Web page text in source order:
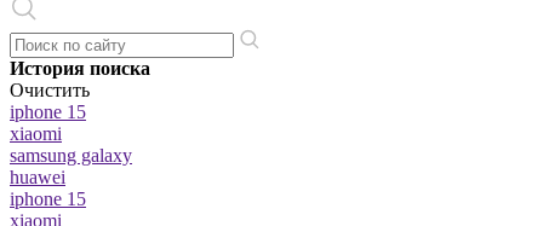
История поиска
Очистить
iphone 15
xiaomi
samsung galaxy
huawei
iphone 15
xiaomi